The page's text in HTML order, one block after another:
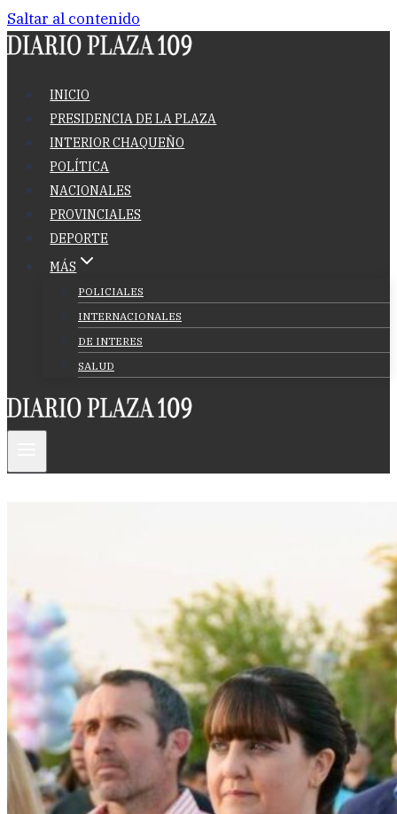
Saltar al contenido
INICIO
PRESIDENCIA DE LA PLAZA
INTERIOR CHAQUEÑO
POLÍTICA
NACIONALES
PROVINCIALES
DEPORTE
MÁS
POLICIALES
INTERNACIONALES
DE INTERES
SALUD